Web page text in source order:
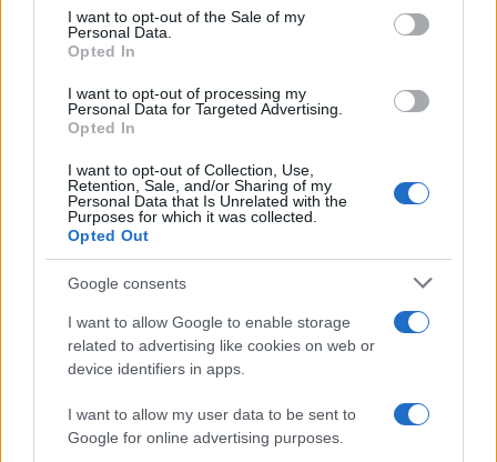
consent section.
I want to opt-out of the Sale of my
Personal Data.
Opted In
I want to opt-out of processing my
Personal Data for Targeted Advertising.
Opted In
I want to opt-out of Collection, Use,
Retention, Sale, and/or Sharing of my
Personal Data that Is Unrelated with the
Purposes for which it was collected.
Opted Out
Google consents
I want to allow Google to enable storage
related to advertising like cookies on web or
device identifiers in apps.
I want to allow my user data to be sent to
Google for online advertising purposes.
Continua a leggere